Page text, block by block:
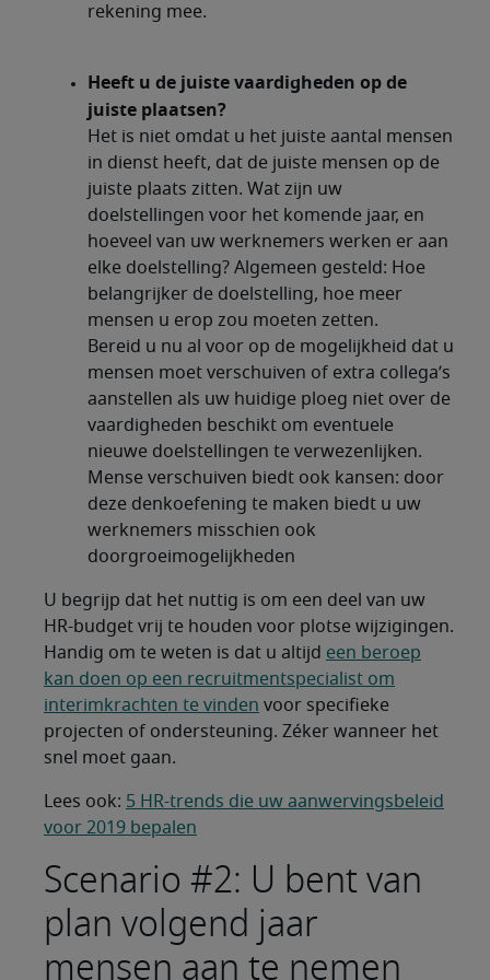
rekening mee.
Heeft u de juiste vaardigheden op de
juiste plaatsen?
Het is niet omdat u het juiste aantal mensen
in dienst heeft, dat de juiste mensen op de
juiste plaats zitten. Wat zijn uw
doelstellingen voor het komende jaar, en
hoeveel van uw werknemers werken er aan
elke doelstelling? Algemeen gesteld: Hoe
belangrijker de doelstelling, hoe meer
mensen u erop zou moeten zetten.
Bereid u nu al voor op de mogelijkheid dat u
mensen moet verschuiven of extra collega’s
aanstellen als uw huidige ploeg niet over de
vaardigheden beschikt om eventuele
nieuwe doelstellingen te verwezenlijken.
Mense verschuiven biedt ook kansen: door
deze denkoefening te maken biedt u uw
werknemers misschien ook
doorgroeimogelijkheden
U begrijp dat het nuttig is om een deel van uw
HR-budget vrij te houden voor plotse wijzigingen.
Handig om te weten is dat u altijd een beroep
kan doen op een recruitmentspecialist om
interimkrachten te vinden voor specifieke
projecten of ondersteuning. Zéker wanneer het
snel moet gaan.
Lees ook: 5 HR-trends die uw aanwervingsbeleid
voor 2019 bepalen
Scenario #2: U bent van
plan volgend jaar
mensen aan te nemen